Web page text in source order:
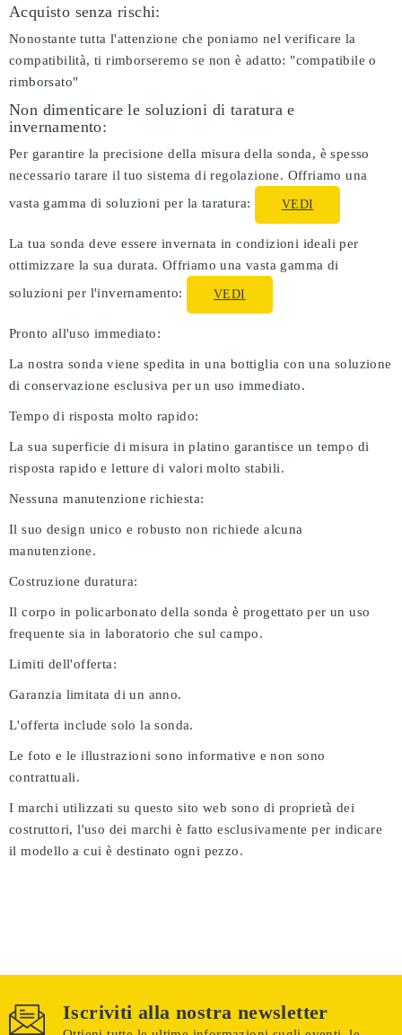
Acquisto senza rischi:
Nonostante tutta l'attenzione che poniamo nel verificare la
compatibilità, ti rimborseremo se non è adatto: "compatibile o
rimborsato"
Non dimenticare le soluzioni di taratura e
invernamento:
Per garantire la precisione della misura della sonda, è spesso
necessario tarare il tuo sistema di regolazione. Offriamo una
vasta gamma di soluzioni per la taratura:
VEDI
La tua sonda deve essere invernata in condizioni ideali per
ottimizzare la sua durata. Offriamo una vasta gamma di
soluzioni per l'invernamento:
VEDI
Pronto all'uso immediato:
La nostra sonda viene spedita in una bottiglia con una soluzione
di conservazione esclusiva per un uso immediato.
Tempo di risposta molto rapido:
La sua superficie di misura in platino garantisce un tempo di
risposta rapido e letture di valori molto stabili.
Nessuna manutenzione richiesta:
Il suo design unico e robusto non richiede alcuna
manutenzione.
Costruzione duratura:
Il corpo in policarbonato della sonda è progettato per un uso
frequente sia in laboratorio che sul campo.
Limiti dell'offerta:
Garanzia limitata di un anno.
L'offerta include solo la sonda.
Le foto e le illustrazioni sono informative e non sono
contrattuali.
I marchi utilizzati su questo sito web sono di proprietà dei
costruttori, l'uso dei marchi è fatto esclusivamente per indicare
il modello a cui è destinato ogni pezzo.
Iscriviti alla nostra newsletter